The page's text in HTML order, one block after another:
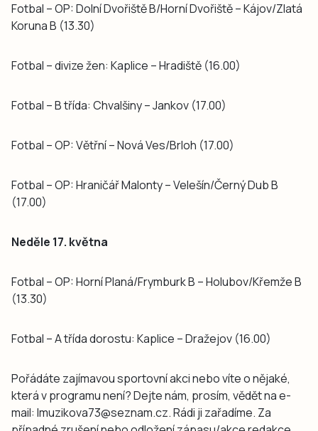
Fotbal – OP: Dolní Dvořiště B/Horní Dvořiště – Kájov/Zlatá
Koruna B (13.30)
Fotbal – divize žen: Kaplice – Hradiště (16.00)
Fotbal – B třída: Chvalšiny – Jankov (17.00)
Fotbal – OP: Větřní – Nová Ves/Brloh (17.00)
Fotbal – OP: Hraničář Malonty – Velešín/Černý Dub B
(17.00)
Neděle 17. května
Fotbal – OP: Horní Planá/Frymburk B – Holubov/Křemže B
(13.30)
Fotbal – A třída dorostu: Kaplice – Dražejov (16.00)
Pořádáte zajímavou sportovní akci nebo víte o nějaké,
která v programu není? Dejte nám, prosím, vědět na e-
mail: lmuzikova73@seznam.cz. Rádi ji zařadíme. Za